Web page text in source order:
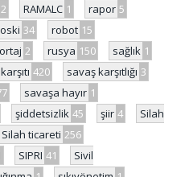
2 RAMALC 1 rapor 5
34 robot 15
2 rusya 150 sağlık 1
420 savaş karşıtlığı 3
savaşa hayır 1
şiddetsizlik 45 şiir 4
Silah
Silah ticareti 256
SIPRI 41
Sivil